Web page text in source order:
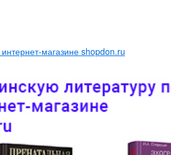
магазине shopdon.ru